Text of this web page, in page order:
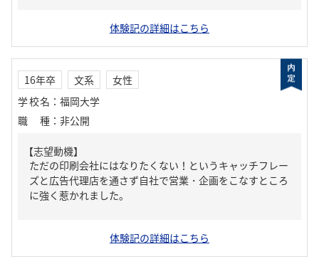
体験記の詳細はこちら
16年卒 文系
女性
学校名 ： 福岡大学
職種 ： 非公開
【志望動機】
ただの印刷会社にはなりたくない！というキャッチフレー
ズと広告代理店を通さず自社で営業・企画をこなすところ
に強く惹かれました。
体験記の詳細はこちら